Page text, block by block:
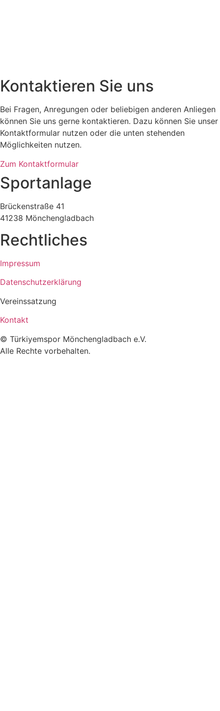
Kontaktieren Sie uns
Bei Fragen, Anregungen oder beliebigen anderen Anliegen
können Sie uns gerne kontaktieren. Dazu können Sie unser
Kontaktformular nutzen oder die unten stehenden
Möglichkeiten nutzen.
Zum Kontaktformular
Sportanlage
Brückenstraße 41
41238 Mönchengladbach
Rechtliches
Impressum
Datenschutzerklärung
Vereinssatzung
Kontakt
© Türkiyemspor Mönchengladbach e.V.
Alle Rechte vorbehalten.